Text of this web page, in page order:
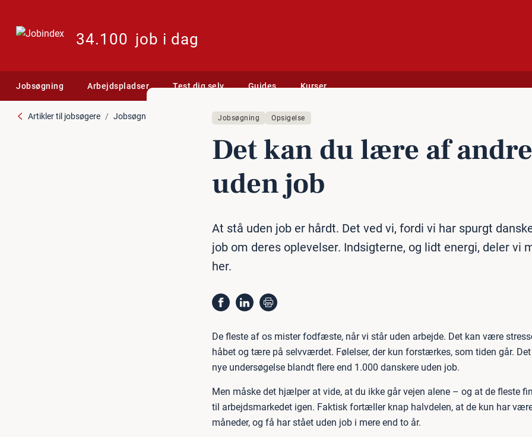
34.100 job i dag
Jobsøgning Arbejdspladser Test dig selv Guides Kurser
Artikler til jobsøgere Jobsøgning Det kan du lære af andre uden job
Jobsøgning Opsigelse
Det kan du lære af andre
uden job
At stå uden job er hårdt. Det ved vi, fordi vi har spurgt
job om deres oplevelser. Indsigterne, og lidt energi, deler vi
her.
De fleste af os mister fodfæste, når vi står uden arbejde. Det kan være
håbet og tære på selvværdet. Følelser, der kun forstærkes, som tiden går.
nye undersøgelse blandt flere end 1.000 danskere uden job.
Men måske det hjælper at vide, at du ikke går vejen alene – og at de fleste
til arbejdsmarkedet igen. Faktisk fortæller knap halvdelen, at de kun har
måneder, og få har stået uden job i mere end to år.